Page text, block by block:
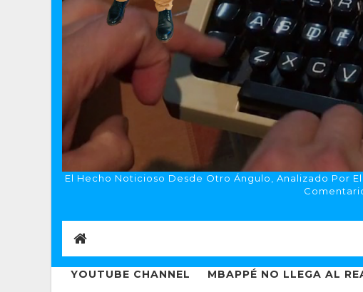
El Hecho Noticioso Desde Otro Ángulo, Analizado Por
YOUTUBE CHANNEL MBAPPÉ NO LLEGA AL